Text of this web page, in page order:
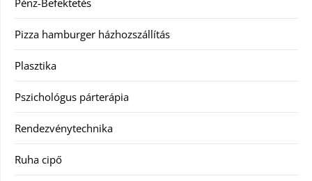
Pizza hamburger házhozszállítás
Plasztika
Pszichológus párterápia
Rendezvénytechnika
Ruha cipő